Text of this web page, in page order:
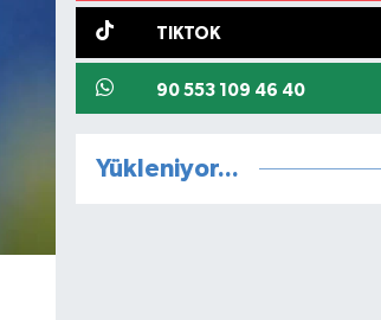
TIKTOK
90 553 109 46 40
Yükleniyor...